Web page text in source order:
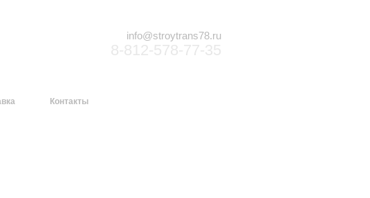
info@stroytrans78.ru
Контакты